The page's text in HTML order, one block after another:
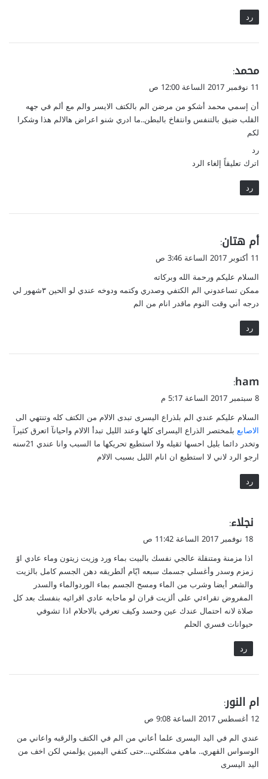
رد
ي
ق
ل
محمد:
11 نوفمبر 2017 الساعة 12:00 ص
أن إسمي محمد أشكو من مرضن الم بالكتف الايسر والم مع ألم في جهه
القلب ضيق بالتنفس وانتفاخ بالبطن..ما ادري شنو اعراض هالالم هذا وشكرا
لكم
رد
اترك تعليقاً إلغاء الرد
رد
ي
ق
ل
أم هتان:
11 أكتوبر 2017 الساعة 3:46 ص
السلام عليكم ورحمة الله وبركاته
ممكن تساعدوني الم الكتفي وصدري وكتمه ودوخه عندي لو الحين ٣شهور لي
درجه أني وقت النوم ماقدر انام من الم
رد
ي
ق
ل
ham
:
8 سبتمبر 2017 الساعة 5:17 م
السلام عليكم عندي الم بلذراع اليسرى تبدى الالام من الكتف كله وتنتهي الى
الاصابع بلمختصر الذراع اليسراى كلها وعند الليل تبدأ الالام واحيانآ اتعرق كثيرآ
وتخدر دائما بليل احسها ثقيله ولا استطيع تحريكها ما السبب وانا عندي 21سنه
ارجو الرد لاني لا استطيع ان انام الليل بسبب الالام
رد
ي
ق
ل
نجلاء:
18 نوفمبر 2017 الساعة 11:42 ص
اذا مزمنة ومتنقلة عالجي نفسك بالبيت بماء ورد وزيت زيتون وماء عادي اوً
زمزم وسدر وأغسلي جسمك سبعه ايّام ألطريقه دهن الجسم كامل بالزيت
والشعر أيضا وشرب من الماء ومسح الجسم بماء الوردوالماء والسدر
المفروض تقراءئي على ألزيت قران لو ماحابه عادي اقرائيه بنفسك بعد كل
صلاة لانه احتمال عندك عين وحسد وكيف تعرفي بالاحلام اذا تشوفي
حيوانات فسري الحلم
رد
ي
ق
ل
ام النور:
12 أغسطس 2017 الساعة 9:08 ص
عندي الم في اليد اليسرى علما أعاني من الم في الكتف والرقبه واعاني من
الوسواس القهري.. ماهي مشكلتي…حتى كتفي اليمين يؤلمني لكن اخف من
اليد اليسرى